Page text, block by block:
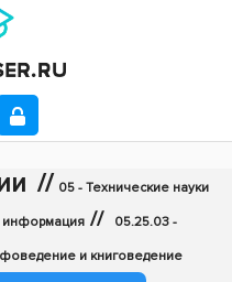
// 05 - Технические науки
информация // 05.25.03 -
и книговедение